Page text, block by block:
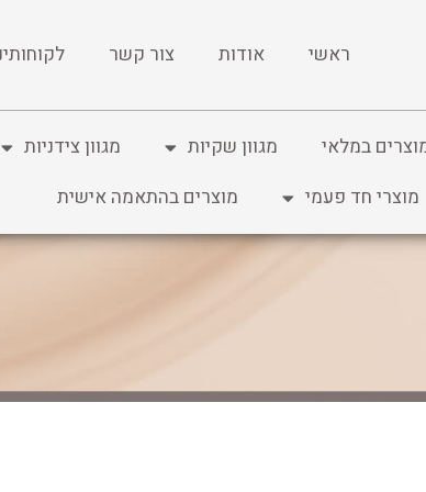
ראשי אודות צור קשר
במלאי מגוון שקיות מגוון צידניות
מוצרי חד פעמי מוצרים בהתאמה אישית